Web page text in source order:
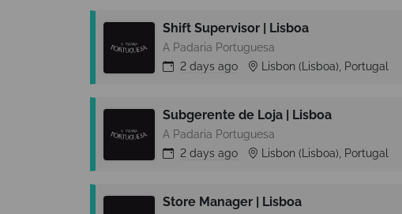
Shift Supervisor | Lisboa
A Padaria Portuguesa
2 days ago Lisbon (Lisboa), Portugal
Subgerente de Loja | Lisboa
A Padaria Portuguesa
2 days ago Lisbon (Lisboa), Portugal
Store Manager | Lisboa